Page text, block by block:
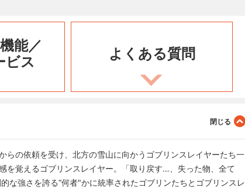
能／
ビス
よくある質問
らの依頼を受け、北方の雪山に向かうゴブリンスレイヤーたち一
を覚えるゴブリンスレイヤー。「取り戻す…、失った物、全て
な強さを誇る“何者"かに統率されたゴブリンたちとゴブリンスレ